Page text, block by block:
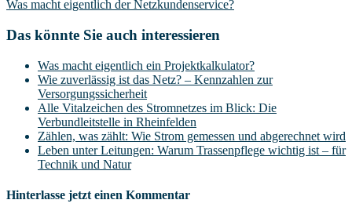
Was macht eigentlich der Netzkundenservice?
Das könnte Sie auch interessieren
Was macht eigentlich ein Projektkalkulator?
Wie zuverlässig ist das Netz? – Kennzahlen zur
Versorgungssicherheit
Alle Vitalzeichen des Stromnetzes im Blick: Die
Verbundleitstelle in Rheinfelden
Zählen, was zählt: Wie Strom gemessen und abgerechnet wird
Leben unter Leitungen: Warum Trassenpflege wichtig ist – für
Technik und Natur
Hinterlasse jetzt einen Kommentar